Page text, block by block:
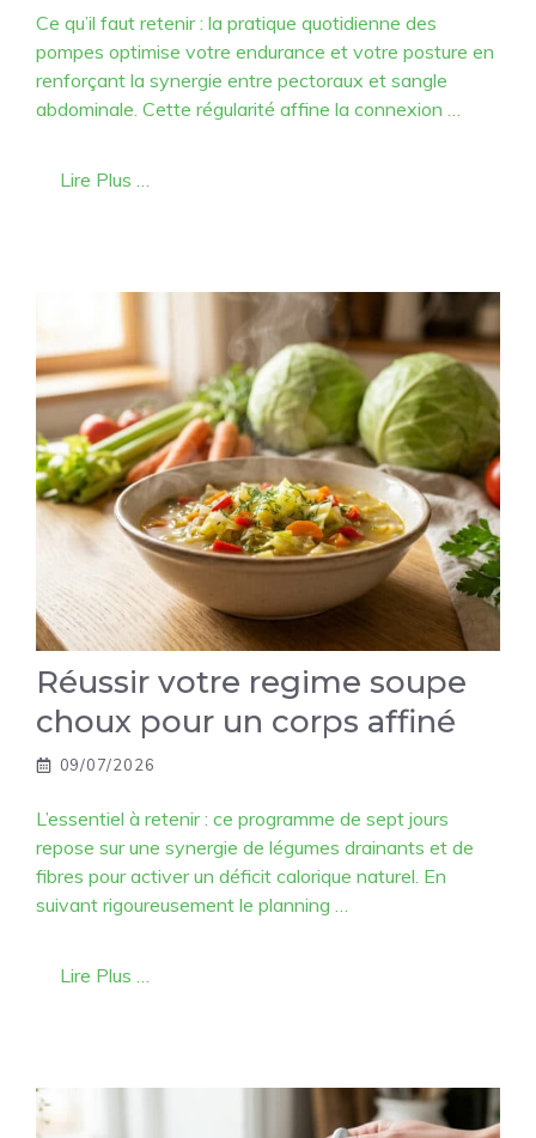
Ce qu’il faut retenir : la pratique quotidienne des
pompes optimise votre endurance et votre posture en
renforçant la synergie entre pectoraux et sangle
abdominale. Cette régularité affine la connexion …
Lire Plus …
Réussir votre regime soupe
choux pour un corps affiné
09/07/2026
L’essentiel à retenir : ce programme de sept jours
repose sur une synergie de légumes drainants et de
fibres pour activer un déficit calorique naturel. En
suivant rigoureusement le planning …
Lire Plus …